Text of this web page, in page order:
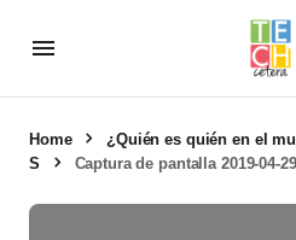
Home
¿Quién es quién en el
S
Captura de pantalla 2019-04-